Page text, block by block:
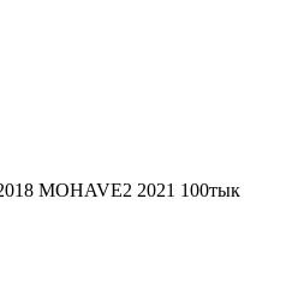
MOHAVE2 2021 100тык